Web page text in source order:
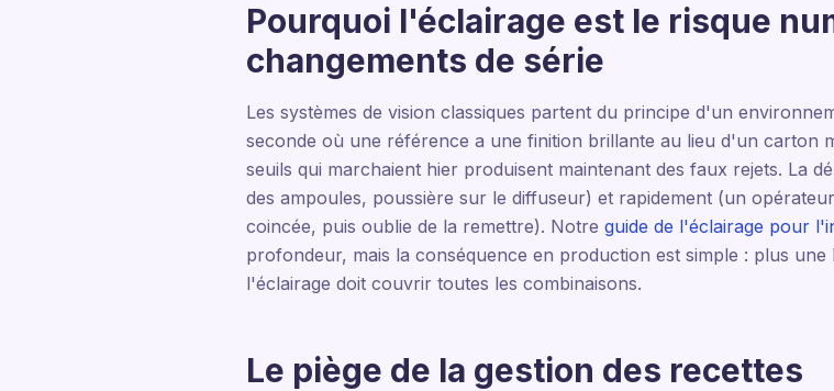
Pourquoi l'éclairage est le risque
changements de série
Les systèmes de vision classiques partent du principe d'un
seconde où une référence a une finition brillante au lieu d'un carton
seuils qui marchaient hier produisent maintenant des faux rejets. La
des ampoules, poussière sur le diffuseur) et rapidement (un
coincée, puis oublie de la remettre). Notre guide de l'éclairage pour
profondeur, mais la conséquence en production est simple : plus
l'éclairage doit couvrir toutes les combinaisons.
Le piège de la gestion des recettes